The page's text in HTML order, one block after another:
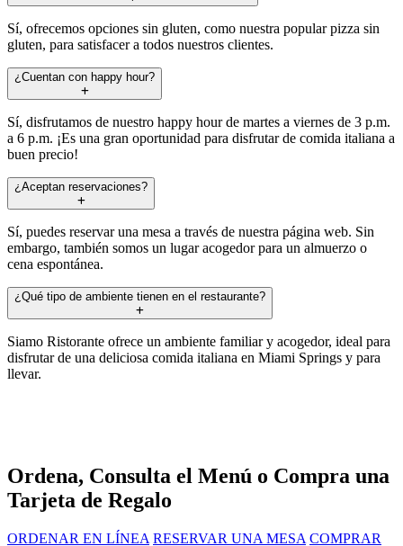
Sí, ofrecemos opciones sin gluten, como nuestra popular pizza sin
gluten, para satisfacer a todos nuestros clientes.
¿Cuentan con happy hour?
Sí, disfrutamos de nuestro happy hour de martes a viernes de 3 p.m.
a 6 p.m. ¡Es una gran oportunidad para disfrutar de comida italiana a
buen precio!
¿Aceptan reservaciones?
Sí, puedes reservar una mesa a través de nuestra página web. Sin
embargo, también somos un lugar acogedor para un almuerzo o
cena espontánea.
¿Qué tipo de ambiente tienen en el restaurante?
Siamo Ristorante ofrece un ambiente familiar y acogedor, ideal para
disfrutar de una deliciosa comida italiana en Miami Springs y para
llevar.
Ordena, Consulta el Menú o Compra una
Tarjeta de Regalo
ORDENAR EN LÍNEA RESERVAR UNA MESA COMPRAR